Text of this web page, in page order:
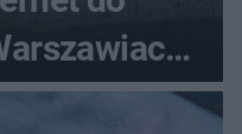
Max!